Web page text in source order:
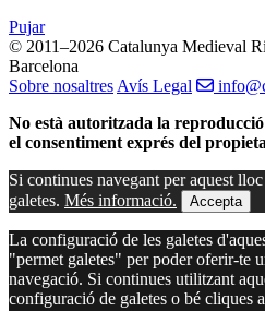
Pujar
© 2011–2026 Catalunya Medieval
Barcelona
Sobre nosaltres Avís Legal
No està autoritzada la reproducció
el consentiment exprés del
Si continues navegant per aquest
galetes. Més informació. Accepta
La configuració de les galetes
"permet galetes" per poder oferir-te
navegació. Si continues utilitzant
configuració de galetes o bé cliques